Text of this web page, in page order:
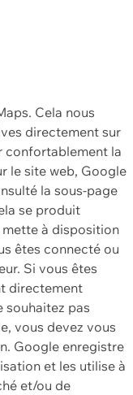
Cela nous
directement sur
confortablement la
le site web, Google
la sous-page
se produit
à disposition
êtes connecté ou
Si vous êtes
directement
souhaitez pas
vous devez vous
Google enregistre
et les utilise à
et/ou de